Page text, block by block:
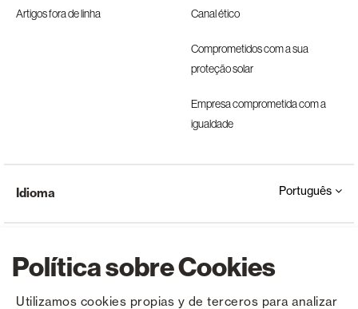
Política sobre Cookies
Utilizamos cookies propias y de terceros para analizar
Artigos fora de linha Canal ético
Comprometidos com a sua
proteção solar
Empresa comprometida com a
igualdade
Idioma Português